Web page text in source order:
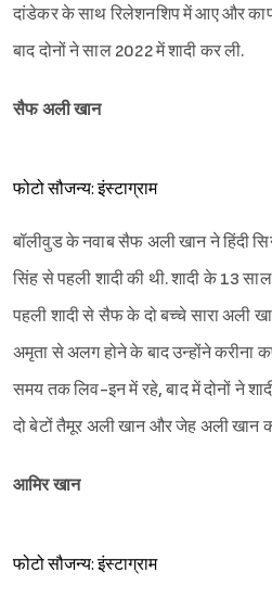
Sign
दांडेकर के साथ रिलेशनशिप में आए और
बाद दोनों ने साल 2022 में शादी कर ली.
सैफ अली खान
फोटो सौजन्य: इंस्टाग्राम
बॉलीवुड के नवाब सैफ अली खान ने हिंदी
सिंह से पहली शादी की थी. शादी के 13
पहली शादी से सैफ के दो बच्चे सारा अली
अमृता से अलग होने के बाद उन्होंने करीना
समय तक लिव-इन में रहे, बाद में दोनों ने
दो बेटों तैमूर अली खान और जेह अली खान
आमिर खान
फोटो सौजन्य: इंस्टाग्राम